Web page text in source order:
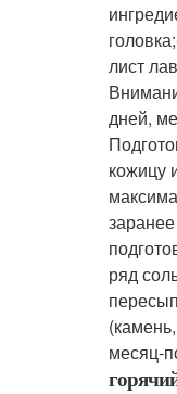
лист
дней,
кожицу
ряд
месяц-